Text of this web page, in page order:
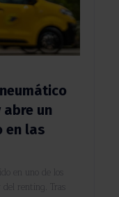
un
en las
en uno de los
renting. Tras